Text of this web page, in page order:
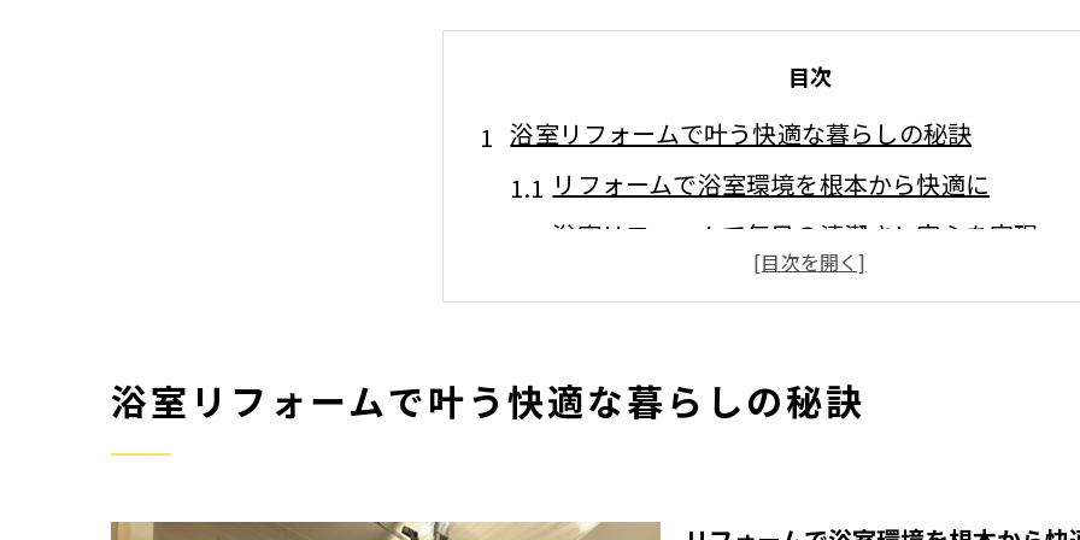
目次
浴室リフォームで叶う快適な暮らしの秘訣
リフォームで浴室環境を根本から快適に
浴室リフォームで毎日の清潔さと安心を実現
リフォーム選びが暮らしの質を左右する理由
快適な浴室リフォームの最新トレンド解説
浴室リフォームで叶う快適な暮らしの秘訣